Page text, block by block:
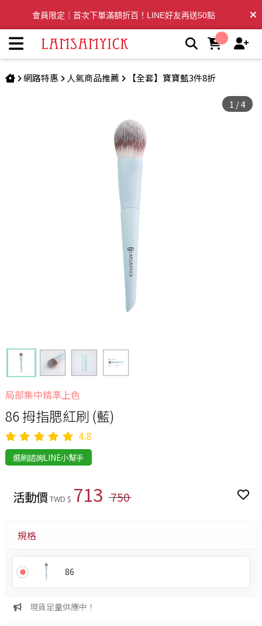
會員限定｜首次下單滿額折百！LINE好友再送50點
全台滿千免運🛒訂單付款後3~5日內出貨
網路特惠 人氣商品推薦 【全套】寶寶藍3件8折
1 /4
局部集中精準上色
86 拇指腮紅刷 (藍)
4.8
選刷諮詢LINE小幫手
活動價TWD $ 713 750
規格
86
現貨足量供應中！